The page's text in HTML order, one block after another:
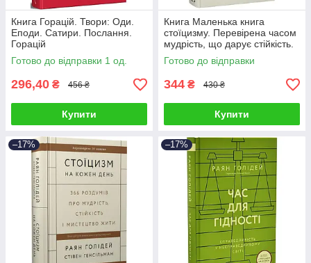
Книга Горацій. Твори: Оди.
Еподи. Сатири. Послання.
Горацій
Готово до відправки 1 од.
296,40 ₴ 456 ₴
Купити
Книга Маленька книга
стоїцизму. Перевірена часом
мудрість, що дарує стійкість.
Йонас Зальцґебер
Готово до відправки
344 ₴ 430 ₴
Купити
–17% –17%